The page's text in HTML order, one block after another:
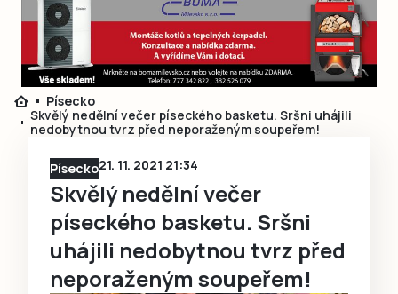
Obnovit heslo
Přihlásit se
Ještě nemám účet, chci se
Registrovat
Inspirace
Čtenáři píší
Speciální přílohy
Písecko
Skvělý nedělní večer píseckého basketu. Sršni uhájili
nedobytnou tvrz před neporaženým soupeřem!
Písecko21. 11. 2021 21:34
Skvělý nedělní večer
píseckého basketu. Sršni
uhájili nedobytnou tvrz před
neporaženým soupeřem!